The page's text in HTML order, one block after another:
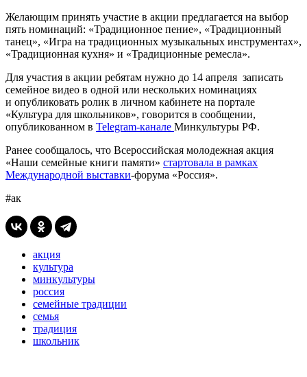
Желающим принять участие в акции предлагается на выбор
пять номинаций: «Традиционное пение», «Традиционный
танец», «Игра на традиционных музыкальных инструментах»,
«Традиционная кухня» и «Традиционные ремесла».
Для участия в акции ребятам нужно до 14 апреля записать
семейное видео в одной или нескольких номинациях
и опубликовать ролик в личном кабинете на портале
«Культура для школьников», говорится в сообщении,
опубликованном в Telegram-канале Минкультуры РФ.
Ранее сообщалось, что Всероссийская молодежная акция
«Наши семейные книги памяти» стартовала в рамках
Международной выставки-форума «Россия».
#ак
акция
культура
минкультуры
россия
семейные традиции
семья
традиция
школьник